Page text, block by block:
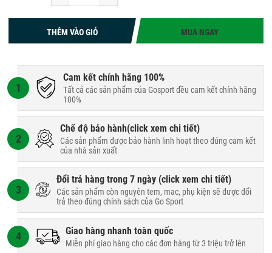
THÊM VÀO GIỎ MUA NGAY
1
Cam kết chính hãng 100%
Tất cả các sản phẩm của Gosport đều cam kết chính hãng
100%
2
Chế độ bảo hành(click xem chi tiết)
Các sản phẩm được bảo hành linh hoạt theo đúng cam kết
của nhà sản xuất
3
Đổi trả hàng trong 7 ngày (click xem chi tiết)
Các sản phẩm còn nguyên tem, mac, phụ kiện sẽ được đổi
trả theo đúng chính sách của Go Sport
4 Giao hàng nhanh toàn quốc
Miễn phí giao hàng cho các đơn hàng từ 3 triệu trở lên